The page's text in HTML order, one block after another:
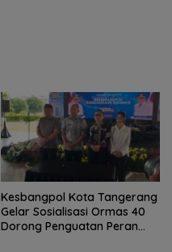
Kesbangpol Kota Tangerang
Gelar Sosialisasi Ormas 40
Dorong Penguatan Peran